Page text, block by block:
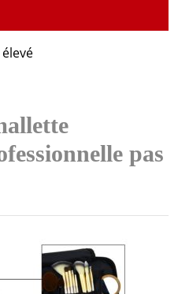
pas